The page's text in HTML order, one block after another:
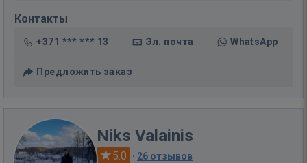
Контакты
+371 *** *** 13 Эл. почта WhatsApp
Предложить заказ
Niks Valainis
5.0 · 26 отзывов